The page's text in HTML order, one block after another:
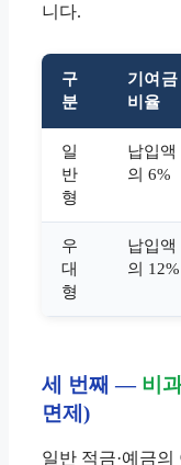
니다.
구
분
기여금
비율
일
반
형
납입액
의 6%
우
대
형
납입액
의 12%
세 번째 — 비
면제)
일반 적금·예금